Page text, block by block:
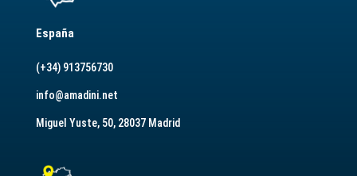
España
(+34) 913756730
info@amadini.net
Miguel Yuste, 50, 28037 Madrid